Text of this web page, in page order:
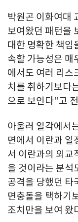
박원곤 이화여대
보여왔던 패턴을
대한 명확한 책임
속할 가능성은
에서도 여러 리스
치를 취하기보다
으로 보인다"고
아울러 일각에서
면에서 이란과 일
서 이란과의 외교
을 것이라는 분석
공격을 당했던 타
면충돌을 택하기
조치만을 보여 왔